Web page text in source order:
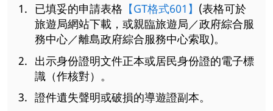
已填妥的申請表格 【GT格式601】 (表格可於
旅遊局網站下載，或親臨旅遊局／政府綜合服
務中心／離島政府綜合服務中心索取)。
出示身份證明文件正本或居民身份證的電子標
識（作核對）。
證件遺失聲明或破損的導遊證副本。